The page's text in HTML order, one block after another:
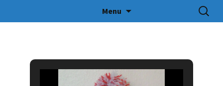
CULTURAL 2019
Menu
por: